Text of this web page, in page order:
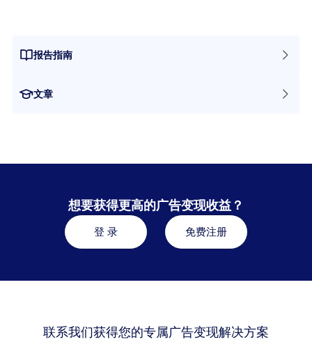
报告指南
文章
想要获得更高的广告变现收益？
登 录 免费注册
联系我们获得您的专属广告变现解决方案